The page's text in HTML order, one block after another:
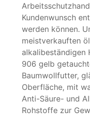
Kundenwunsch
werden können.
meistverkauften
alkalibeständigen
906 gelb
Baumwollfutter,
Oberfläche, mit
Anti-Säure- und
Rohstoffe zur